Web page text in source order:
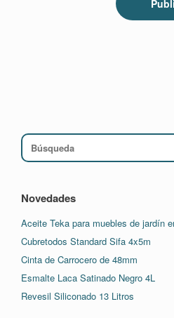
Buscar:
Novedades
Aceite Teka para muebles de jardín
Cubretodos Standard Sifa 4x5m
Cinta de Carrocero de 48mm
Esmalte Laca Satinado Negro 4L
Revesil Siliconado 13 Litros